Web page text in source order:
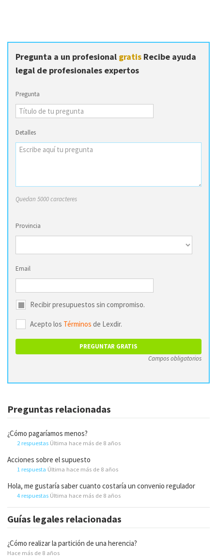
Pregunta a un profesional gratis Recibe ayuda
legal de profesionales expertos
Pregunta
Detalles
Quedan 5000 caracteres
Provincia
Email
Recibir presupuestos sin compromiso.
Acepto los Términos de Lexdir.
Campos obligatorios
Preguntas relacionadas
¿Cómo pagaríamos menos?
2 respuestas Última hace más de 8 años
Acciones sobre el supuesto
1 respuesta Última hace más de 8 años
Hola, me gustaría saber cuanto costaría un convenio regulador
4 respuestas Última hace más de 8 años
Guías legales relacionadas
¿Cómo realizar la partición de una herencia?
Hace más de 8 años